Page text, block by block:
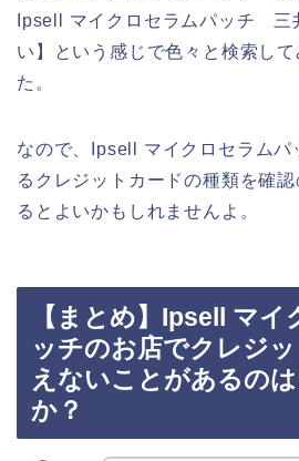
Ipsell マイクロセラムパッチ
い】という感じで色々と検索し
た。
なので、Ipsell マイクロセラムパ
るクレジットカードの種類を確
るとよいかもしれませんよ。
【まとめ】Ipsell マ
ッチのお店でクレジ
えないことがあるの
か？